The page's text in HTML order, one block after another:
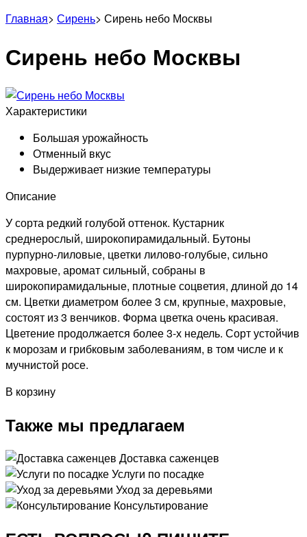
Главная> Сирень> Сирень небо Москвы
Сирень небо Москвы
Характеристики
Большая урожайность
Отменный вкус
Выдерживает низкие температуры
Описание
У сорта редкий голубой оттенок. Кустарник
среднерослый, широкопирамидальный. Бутоны
пурпурно-лиловые, цветки лилово-голубые, сильно
махровые, аромат сильный, собраны в
широкопирамидальные, плотные соцветия, длиной до 14
см. Цветки диаметром более 3 см, крупные, махровые,
состоят из 3 венчиков. Форма цветка очень красивая.
Цветение продолжается более 3-х недель. Сорт устойчив
к морозам и грибковым заболеваниям, в том числе и к
мучнистой росе.
В корзину
Также мы предлагаем
Доставка саженцев
Услуги по посадке
Уход за деревьями
Консультирование